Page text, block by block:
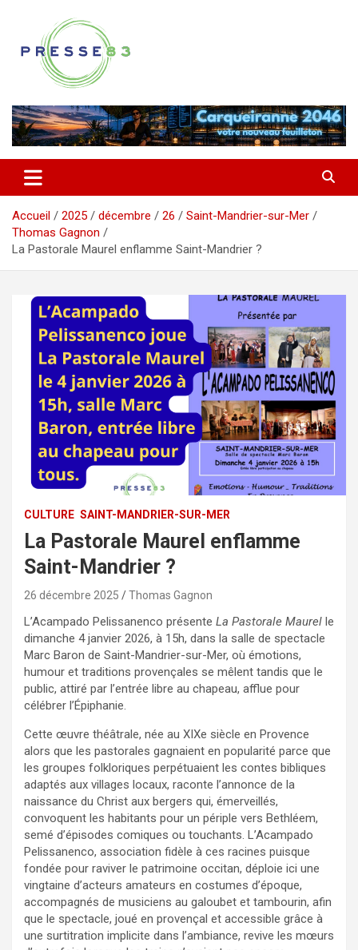
contenu
Presse 83
Accueil 2025 décembre 26
Saint-Mandrier-sur-Mer
Thomas Gagnon
La Pastorale Maurel enflamme Saint-Mandrier ?
CULTURE SAINT-MANDRIER-SUR-MER
La Pastorale Maurel enflamme
Saint-Mandrier ?
26 décembre 2025 Thomas Gagnon
L’Acampado Pelissanenco présente La Pastorale Maurel le
dimanche 4 janvier 2026, à 15h, dans la salle de spectacle
Marc Baron de Saint-Mandrier-sur-Mer, où émotions,
humour et traditions provençales se mêlent tandis que le
public, attiré par l’entrée libre au chapeau, afflue pour
célébrer l’Épiphanie.
Cette œuvre théâtrale, née au XIXe siècle en Provence
alors que les pastorales gagnaient en popularité parce que
les groupes folkloriques perpétuaient les contes bibliques
adaptés aux villages locaux, raconte l’annonce de la
naissance du Christ aux bergers qui, émerveillés,
convoquent les habitants pour un périple vers Bethléem,
semé d’épisodes comiques ou touchants. L’Acampado
Pelissanenco, association fidèle à ces racines puisque
fondée pour raviver le patrimoine occitan, déploie ici une
vingtaine d’acteurs amateurs en costumes d’époque,
accompagnés de musiciens au galoubet et tambourin, afin
que le spectacle, joué en provençal et accessible grâce à
une surtitration implicite dans l’ambiance, revive les mœurs